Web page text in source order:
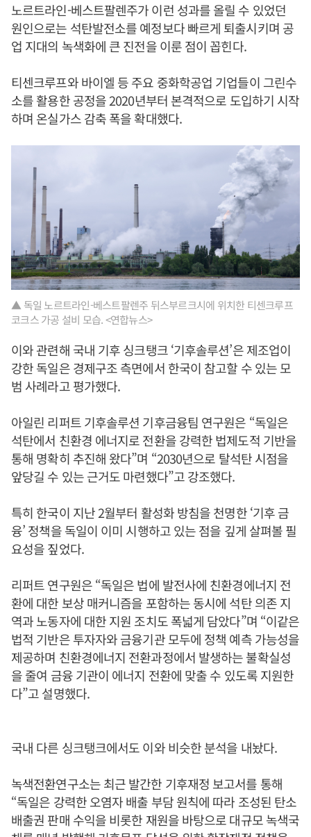
노르트라인-베스트팔렌주가 이런 성과를 올릴 수 있었던
원인으로는 석탄발전소를 예정보다 빠르게 퇴출시키며 공
업 지대의 녹색화에 큰 진전을 이룬 점이 꼽힌다.
티센크루프와 바이엘 등 주요 중화학공업 기업들이 그린수
소를 활용한 공정을 2020년부터 본격적으로 도입하기 시작
하며 온실가스 감축 폭을 확대했다.
▲ 독일 노르트라인-베스트팔렌주 뒤스부르크시에 위치한 티센크루프
코크스 가공 설비 모습. <연합뉴스>
이와 관련해 국내 기후 싱크탱크 ‘기후솔루션’은 제조업이
강한 독일은 경제구조 측면에서 한국이 참고할 수 있는 모
범 사례라고 평가했다.
아일린 리퍼트 기후솔루션 기후금융팀 연구원은 “독일은
석탄에서 친환경 에너지로 전환을 강력한 법제도적 기반을
통해 명확히 추진해 왔다”며 “2030년으로 탈석탄 시점을
앞당길 수 있는 근거도 마련했다”고 강조했다.
특히 한국이 지난 2월부터 활성화 방침을 천명한 ‘기후 금
융’ 정책을 독일이 이미 시행하고 있는 점을 깊게 살펴볼 필
요성을 짚었다.
리퍼트 연구원은 “독일은 법에 발전사에 친환경에너지 전
환에 대한 보상 매커니즘을 포함하는 동시에 석탄 의존 지
역과 노동자에 대한 지원 조치도 폭넓게 담았다”며 “이같은
법적 기반은 투자자와 금융기관 모두에 정책 예측 가능성을
제공하며 친환경에너지 전환과정에서 발생하는 불확실성
을 줄여 금융 기관이 에너지 전환에 맞출 수 있도록 지원한
다”고 설명했다.
국내 다른 싱크탱크에서도 이와 비슷한 분석을 내놨다.
녹색전환연구소는 최근 발간한 기후재정 보고서를 통해
“독일은 강력한 오염자 배출 부담 원칙에 따라 조성된 탄소
배출권 판매 수익을 비롯한 재원을 바탕으로 대규모 녹색국